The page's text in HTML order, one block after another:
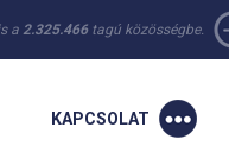
a 2.325.466 tagú közösségbe.
KAPCSOLAT